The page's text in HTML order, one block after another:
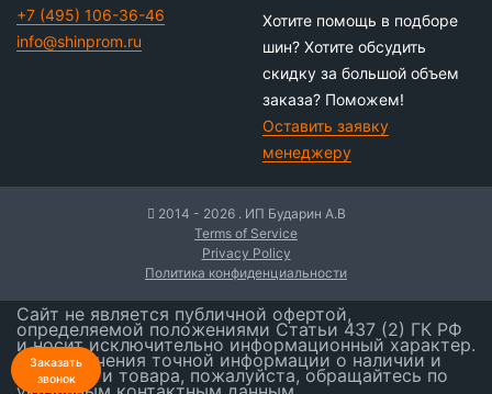
Заказать
звонок
+7 (495) 106-36-46
info@shinprom.ru
Хотите помощь в подборе
шин? Хотите обсудить
скидку за большой объем
заказа? Поможем!
Оставить заявку
менеджеру
2014 - 2026 . ИП Бударин А.В
Terms of Service
Privacy Policy
Политика конфиденциальности
Сайт не является публичной офертой,
определяемой положениями Статьи 437 (2) ГК РФ
и носит исключительно информационный характер.
Для получения точной информации о наличии и
стоимости товара, пожалуйста, обращайтесь по